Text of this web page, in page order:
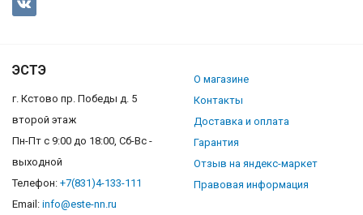
ЭСТЭ
г. Кстово пр. Победы д. 5
второй этаж
Пн-Пт с 9:00 до 18:00, Сб-Вс -
выходной
Телефон: +7(831)4-133-111
Email: info@este-nn.ru
О магазине
Контакты
Доставка и оплата
Гарантия
Отзыв на яндекс-маркет
Правовая информация